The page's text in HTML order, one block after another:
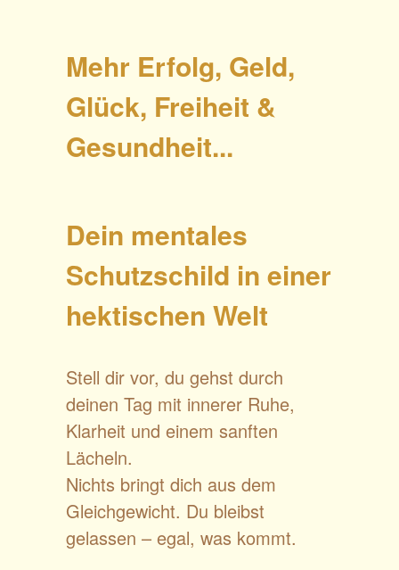
Mehr Erfolg, Geld,
Glück, Freiheit &
Gesundheit...
Dein mentales
Schutzschild in einer
hektischen Welt
Stell dir vor, du gehst durch
deinen Tag mit innerer Ruhe,
Klarheit und einem sanften
Lächeln.
Nichts bringt dich aus dem
Gleichgewicht. Du bleibst
gelassen – egal, was kommt.